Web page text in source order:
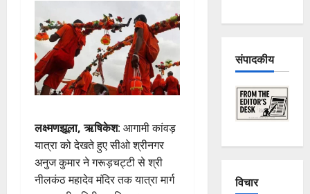
लक्ष्मणझूला, ऋषिकेश: आगामी कांवड़
यात्रा को देखते हुए सीओ श्रीनगर
अनुज कुमार ने गरूड़चट्टी से श्री
नीलकंठ महादेव मंदिर तक यात्रा मार्ग
संपादकीय
विचार